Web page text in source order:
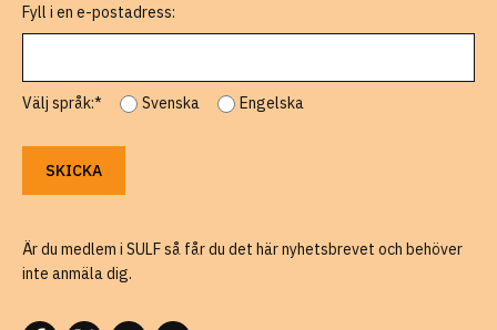
Fyll i en e-postadress:
Välj språk:* Svenska Engelska
Är du medlem i SULF så får du det här nyhetsbrevet och behöver
inte anmäla dig.